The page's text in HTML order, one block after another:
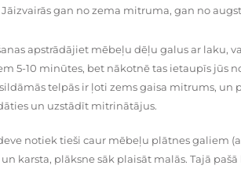
gan no zema mitruma, gan no
apstrādājiet mēbeļu dēļu galus ar laku,
5-10 minūtes, bet nākotnē tas ietaupīs jūs
telpās ir ļoti zems gaisa mitrums, un
un uzstādīt mitrinātājus.
notiek tieši caur mēbeļu plātnes galiem
un karsta, plāksne sāk plaisāt malās. Tajā